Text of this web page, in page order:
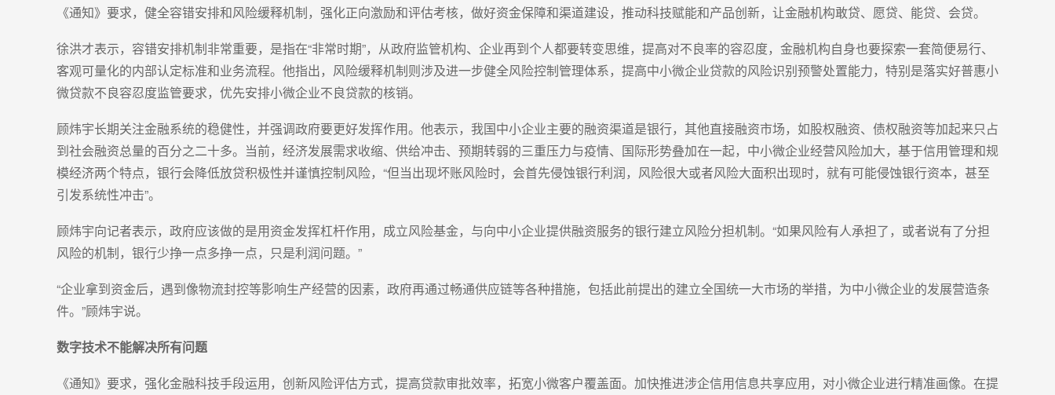
《通知》要求，健全容错安排和风险缓释机制，强化正向激励和评估考核，做好资金保障和渠道建设，推动科技赋能和产品创新，让金融机构敢贷、愿贷、能贷、会贷。
徐洪才表示，容错安排机制非常重要，是指在“非常时期”，从政府监管机构、企业再到个人都要转变思维，提高对不良率的容忍度，金融机构自身也要探索一套简便易行、
客观可量化的内部认定标准和业务流程。他指出，风险缓释机制则涉及进一步健全风险控制管理体系，提高中小微企业贷款的风险识别预警处置能力，特别是落实好普惠小
微贷款不良容忍度监管要求，优先安排小微企业不良贷款的核销。
顾炜宇长期关注金融系统的稳健性，并强调政府要更好发挥作用。他表示，我国中小企业主要的融资渠道是银行，其他直接融资市场，如股权融资、债权融资等加起来只占
到社会融资总量的百分之二十多。当前，经济发展需求收缩、供给冲击、预期转弱的三重压力与疫情、国际形势叠加在一起，中小微企业经营风险加大，基于信用管理和规
模经济两个特点，银行会降低放贷积极性并谨慎控制风险，“但当出现坏账风险时，会首先侵蚀银行利润，风险很大或者风险大面积出现时，就有可能侵蚀银行资本，甚至
引发系统性冲击”。
顾炜宇向记者表示，政府应该做的是用资金发挥杠杆作用，成立风险基金，与向中小企业提供融资服务的银行建立风险分担机制。“如果风险有人承担了，或者说有了分担
风险的机制，银行少挣一点多挣一点，只是利润问题。”
“企业拿到资金后，遇到像物流封控等影响生产经营的因素，政府再通过畅通供应链等各种措施，包括此前提出的建立全国统一大市场的举措，为中小微企业的发展营造条
件。”顾炜宇说。
数字技术不能解决所有问题
《通知》要求，强化金融科技手段运用，创新风险评估方式，提高贷款审批效率，拓宽小微客户覆盖面。加快推进涉企信用信息共享应用，对小微企业进行精准画像。在提